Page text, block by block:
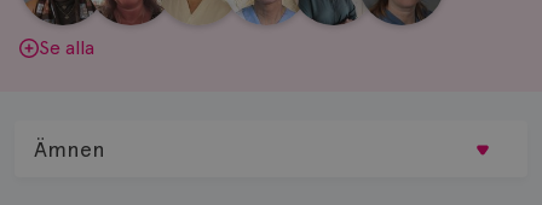
JohnssonAnderssonKillanderBäcklundEdegran Andersson
Se alla
Ämnen